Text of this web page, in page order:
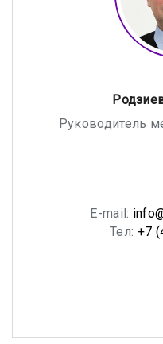
Руководитель
E-mail:
Тел: +7